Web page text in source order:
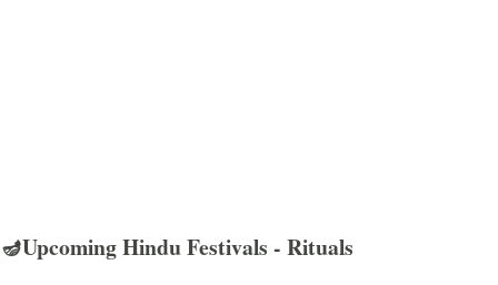
🪔Upcoming Hindu Festivals - Rituals